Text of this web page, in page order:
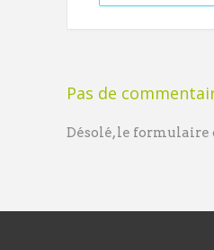
Pas de
Désolé, le